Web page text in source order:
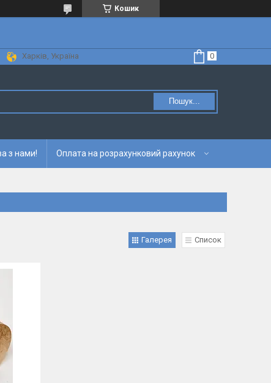
Кошик
Харків, Україна
Пошук...
з нами! Оплата на розрахунковий рахунок
Галерея Список